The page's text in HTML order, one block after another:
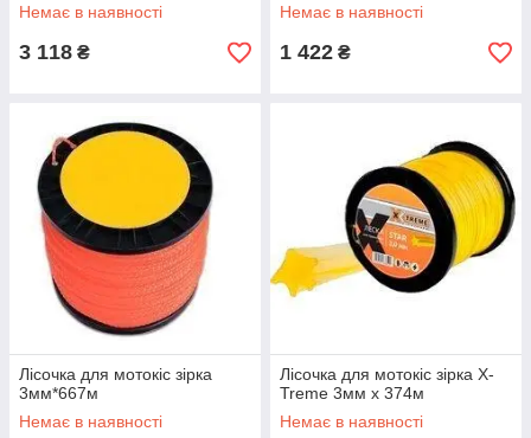
Немає в наявності
3 118 ₴
Немає в наявності
1 422 ₴
Лісочка для мотокіс зірка
3мм*667м
Немає в наявності
Лісочка для мотокіс зірка X-
Treme 3мм x 374м
Немає в наявності